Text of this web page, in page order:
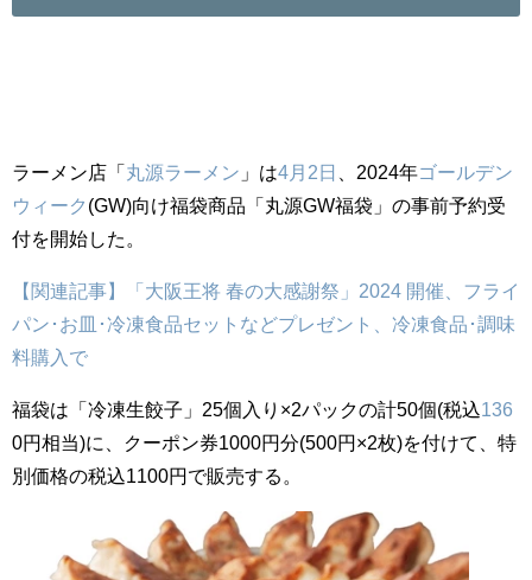
ラーメン店「 丸源ラーメン 」は4月2日 、2024年ゴールデン
ウィーク (GW)向け福袋商品「丸源GW福袋」の事前予約受
付を開始した。
【関連記事】「大阪王将 春の大感謝祭」2024 開催、フライ
パン･お皿･冷凍食品セットなどプレゼント、冷凍食品･調味
料購入で
福袋は「冷凍生餃子」25個入り×2パックの計50個(税込136
0円相当)に、クーポン券1000円分(500円×2枚)を付けて、特
別価格の税込1100円で販売する。